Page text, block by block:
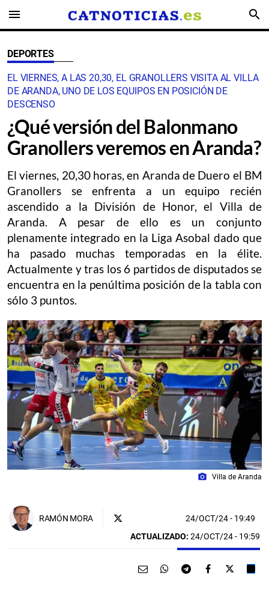
menu search
DEPORTES
EL VIERNES, A LAS 20,30, EL GRANOLLERS VISITA AL VILLA
DE ARANDA, UNO DE LOS EQUIPOS EN POSICIÓN DE
DESCENSO
¿Qué versión del Balonmano
Granollers veremos en Aranda?
El viernes, 20,30 horas, en Aranda de Duero el BM
Granollers se enfrenta a un equipo recién
ascendido a la División de Honor, el Villa de
Aranda. A pesar de ello es un conjunto
plenamente integrado en la Liga Asobal dado que
ha pasado muchas temporadas en la élite.
Actualmente y tras los 6 partidos de disputados se
encuentra en la penúltima posición de la tabla con
sólo 3 puntos.
photo_camera Villa de Aranda
RAMÓN MORA 24/OCT/24- 19:49
ACTUALIZADO: 24/OCT/24 - 19:59